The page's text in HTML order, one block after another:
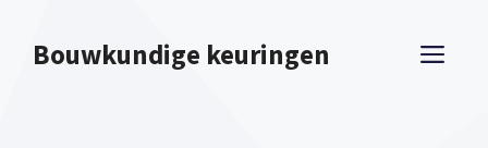
naarBouwkundige keuringen